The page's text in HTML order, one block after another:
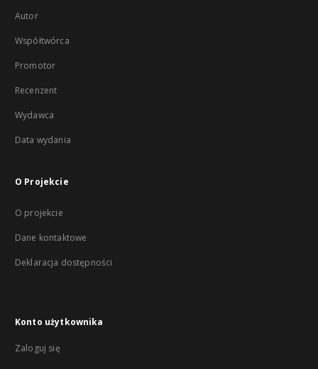
Autor
Współtwórca
Promotor
Recenzent
Wydawca
Data wydania
O Projekcie
O projekcie
Dane kontaktowe
Deklaracja dostępności
Konto użytkownika
Zaloguj się